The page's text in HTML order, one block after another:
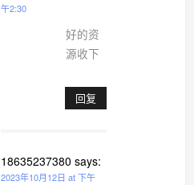
午2:30
好的资
源收下
回复
18635237380 says:
2023年10月12日 at 下午